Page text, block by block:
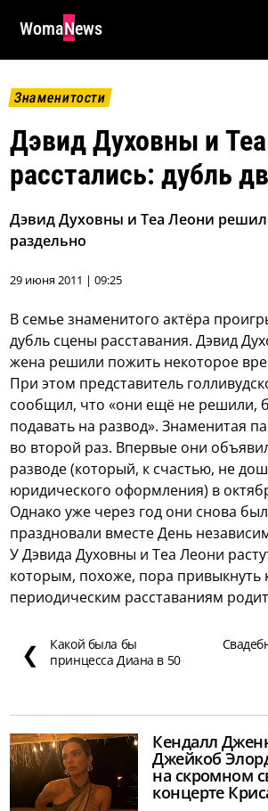
WomaNews
Знаменитости
Дэвид Духовны и
расстались: дубль
Дэвид Духовны и Теа Леони
раздельно
29 июня 2011 | 09:25
В семье знаменитого актёра
дубль сцены расставания. Дэвид
жена решили пожить некоторое
При этом представитель
сообщил, что «они ещё не решили,
подавать на развод». Знаменитая
во второй раз. Впервые они
разводе (который, к счастью, не
юридического оформления) в
Однако уже через год они снова
праздновали вместе День
У Дэвида Духовны и Теа Леони
которым, похоже, пора привыкнуть
периодическим расставаниям
❮
Какой была бы
принцесса Диана в 50
Кендалл
Джейкоб
на скромном
концерте